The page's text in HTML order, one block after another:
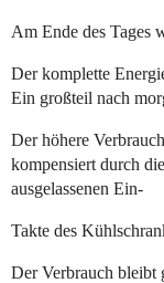
Am Ende des Tages
Der komplette
Ein großteil nach
Der höhere
kompensiert durch
ausgelassenen Ein-
Takte des
Der Verbrauch bleibt